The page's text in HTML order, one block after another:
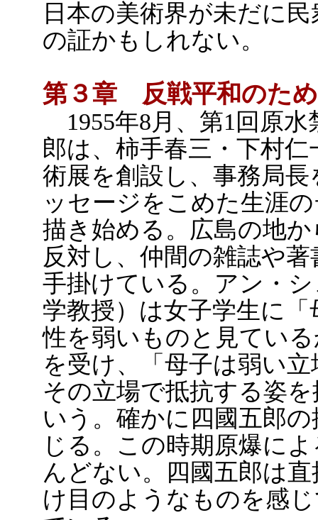
日本の美術界が未だに
の証かもしれない。
第３章 反戦平和のた
1955年8月、第1回原
郎は、柿手春三・下村
術展を創設し、事務局
ッセージをこめた生涯
描き始める。広島の地
反対し、仲間の雑誌や
手掛けている。アン・
学教授）は女子学生に
性を弱いものと見てい
を受け、「母子は弱い
その立場で抵抗する姿
いう。確かに四國五郎
じる。この時期原爆に
んどない。四國五郎は
け目のようなものを感